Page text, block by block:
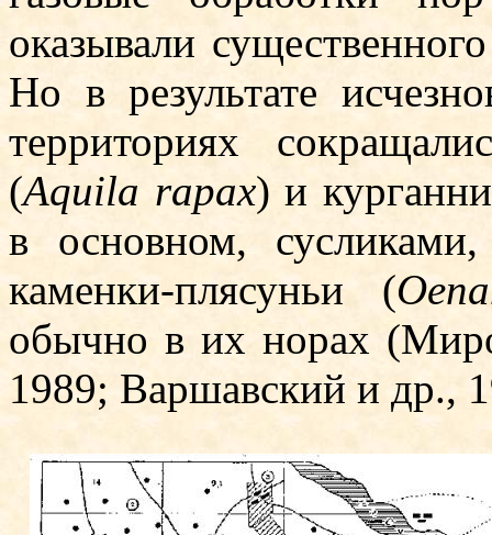
оказывали
Но в результате
территориях
(Aquila rapax) и
в основном,
каменки-плясуньи (
обычно в их норах
1989; Варшавский и др.,